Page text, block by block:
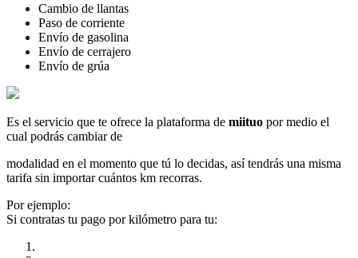
Cambio de llantas
Paso de corriente
Envío de gasolina
Envío de cerrajero
Envío de grúa
Es el servicio que te ofrece la plataforma de miituo por medio el
cual podrás cambiar de
modalidad en el momento que tú lo decidas, así tendrás una misma
tarifa sin importar cuántos km recorras.
Por ejemplo:
Si contratas tu pago por kilómetro para tu: